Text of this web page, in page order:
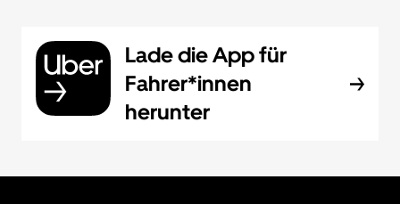
Lade die App für
Fahrer*innen
herunter